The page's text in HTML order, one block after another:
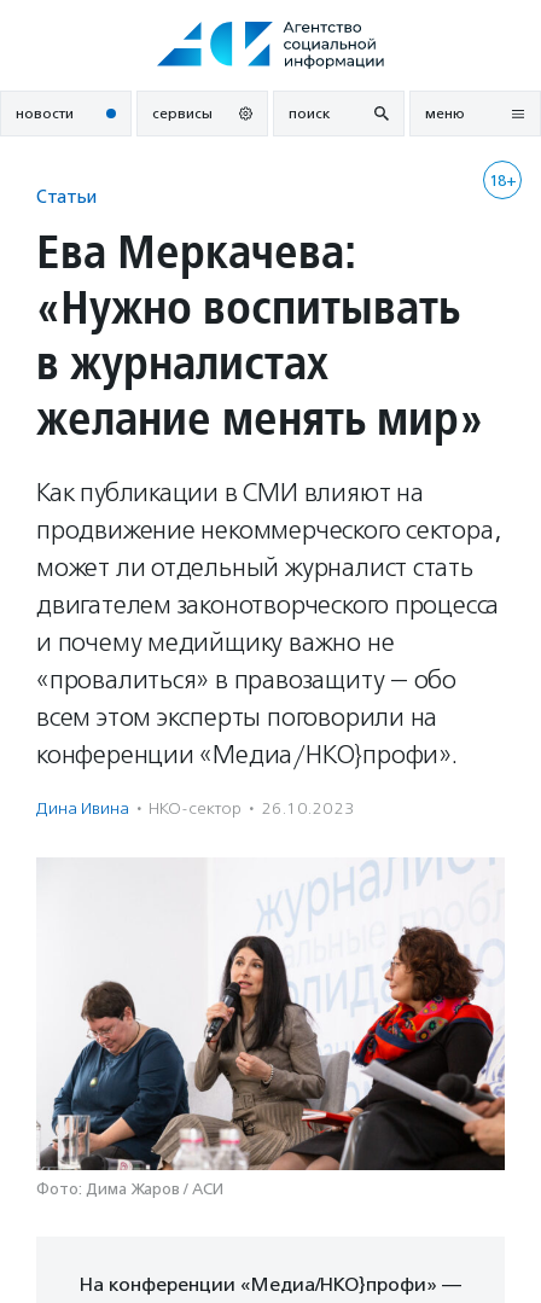
новости сервисы поиск меню
18+
Статьи
Ева Меркачева:
«Нужно воспитывать
в журналистах
желание менять мир»
Как публикации в СМИ влияют на
продвижение некоммерческого сектора,
может ли отдельный журналист стать
двигателем законотворческого процесса
и почему медийщику важно не
«провалиться» в правозащиту — обо
всем этом эксперты поговорили на
конференции «Медиа/НКО}профи».
Дина Ивина · НКО-сектор · 26.10.2023
Фото: Дима Жаров / АСИ
На конференции «Медиа/НКО}профи» —